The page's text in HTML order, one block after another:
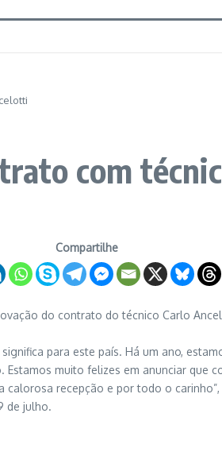
com
Compartilhe
do contrato do técnico Carlo
para este país. Há um ano,
muito felizes em anunciar
recepção e por todo o
de julho.